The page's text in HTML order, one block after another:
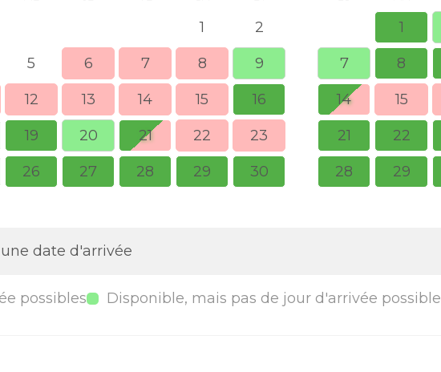
1 2
5 6 7 8 9
12 13 14 15 16
19 20 21 22 23
26 27 28 29 30
1
7 8
14 15
21 22
28 29
date d'arrivée
possibles Disponible, mais pas de jour d'arrivée possible